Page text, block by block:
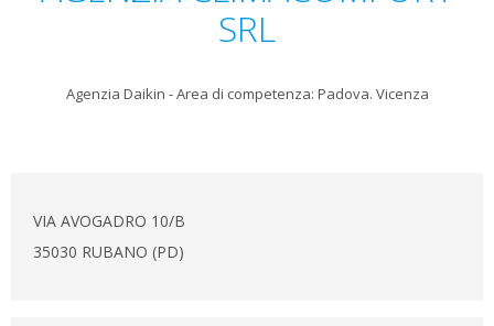
SRL
Agenzia Daikin - Area di competenza: Padova. Vicenza
VIA AVOGADRO 10/B
35030 RUBANO (PD)